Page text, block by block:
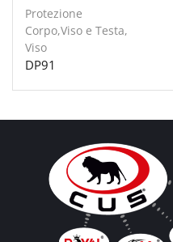
Protezione
Corpo,Viso e Testa,
Viso
DP91